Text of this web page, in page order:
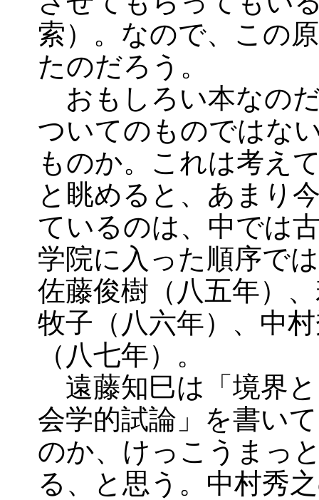
索）。なので、この
たのだろう。
おもしろい本なの
ついてのものではな
ものか。これは考え
と眺めると、あまり
ているのは、中では
学院に入った順序で
佐藤俊樹（八五年）
牧子（八六年）、中
（八七年）。
遠藤知巳は「境界
会学的試論」を書い
のか、けっこうまっ
る、と思う。中村秀